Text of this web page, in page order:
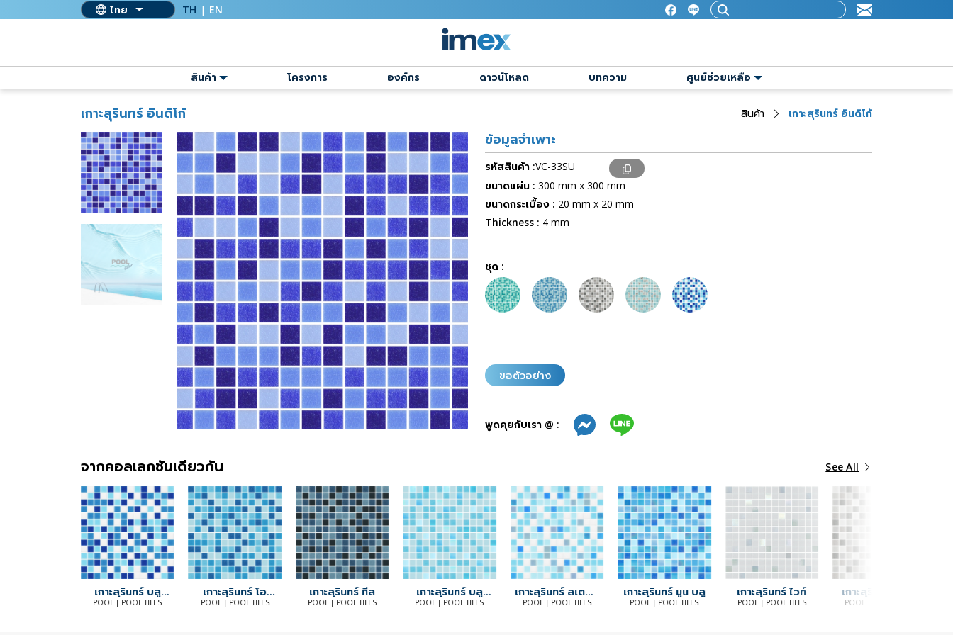
ไทย TH | EN
สินค้า โครงการ องค์กร ดาวน์โหลด บทความ ศูนย์ช่วยเหลือ
เกาะสุรินทร์ อินดิโก้ สินค้า เกาะสุรินทร์ อินดิโก้
ข้อมูลจำเพาะ
รหัสสินค้า :VC-33SU
ขนาดแผ่น : 300 mm x 300 mm
ขนาดกระเบื้อง : 20 mm x 20 mm
Thickness : 4 mm
ชุด :
ขอตัวอย่าง
พูดคุยกับเรา @ :
จากคอลเลกชันเดียวกัน See All
เกาะสุรินทร์ บลู
สกาย
POOL | POOL TILES
เกาะสุรินทร์ โอ
เรียนทอล
POOL | POOL TILES
เกาะสุรินทร์ ทีล
POOL | POOL TILES
เกาะสุรินทร์ บลู
เบลล์
POOL | POOL TILES
เกาะสุรินทร์ สเตลล์
บลู
POOL | POOL TILES
เกาะสุรินทร์ มูน บลู
POOL | POOL TILES
เกาะสุรินทร์ ไวท์
POOL | POOL TILES
เกาะสุรินทร์ เกรย์
POOL | POOL TILES